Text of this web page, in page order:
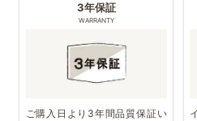
3年保証
WARRANTY
ご購入日より3年間品質保証い